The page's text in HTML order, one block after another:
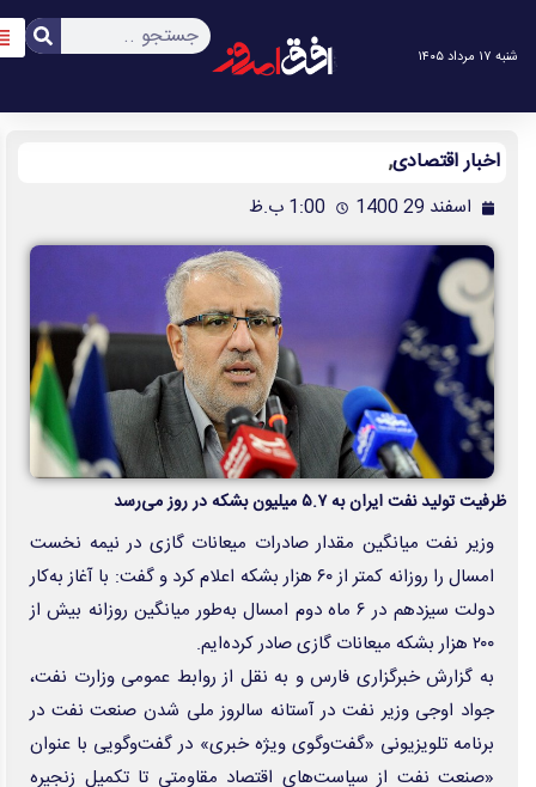
آخرین اخبار
یزد، استان پیشرو در دیپلماسی اربعین
از مدیریت مشارکتی تا اجرای پروژه‌های راهبردی؛ نقشه راه یزد برای عبور از
بحران آب
نقشه راه رسانه‌ای یزد در پیچ‌ و خم تحول؛ از رونمایی‌های زیرساختی تا تکریمِ
«صدای جامعه»
روشنایی شب مهر ماه به پخش می‌رسد
بدرقه روزنامه‌نگار قدیمی با حضور شخصیت‌های سیاسی و فرهنگی
۷ توصیه برای آغاز نویسندگی
حمله سایبری گسترده به بورس آمریکا
رانندگان انگلیسی به سرقت سوخت روی آوردند!
دلارزدایی چینی‌ها با خرید تاریخی طلا
خبرنگاران؛ روایتگران حماسه و پاسداران حقیقت
اروپا در محاصره گرما و خشکسالی
کشف بقایای اجساد ۵ کوهنورد در ارتفاعات نپال
مورینیو هرگز نباید از رئال مادرید جدا می‌شد
۲۷ درصد کودکان بدسرپرست مراکز بهزیستی فرزندان طلاق هستند
دلایل پارگی رگ خونی در چشم؛ چه موقع باید به پزشک مراجعه کنیم؟